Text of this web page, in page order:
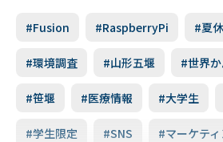
#Fusion #RaspberryPi #夏
#環境調査 #山形五堰 #世界
#笹堰 #医療情報 #大学生
#学生限定 #SNS #マーケテ